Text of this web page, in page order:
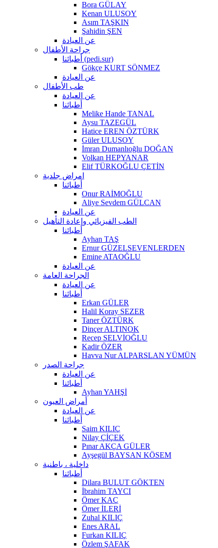
Bora GÜLAY
Kenan ULUSOY
Asım TAŞKIN
Şahidin ŞEN
عن العيادة
جراحة الأطفال
أطبائنا (pedi.sur)
Gökçe KURT SÖNMEZ
عن العيادة
طب الأطفال
عن العيادة
أطبائنا
Melike Hande TANAL
Aysu TAZEGÜL
Hatice EREN ÖZTÜRK
Güler ULUSOY
İmran Dumanlıoğlu DOĞAN
Volkan HEPYANAR
Elif TÜRKOĞLU ÇETİN
امراض جلدية
أطبائنا
Onur RAİMOĞLU
Aliye Sevdem GÜLCAN
عن العيادة
الطب الفيزيائي وإعادة التأهيل
أطبائنا
Ayhan TAŞ
Ernur GÜZELSEVENLERDEN
Emine ATAOĞLU
عن العيادة
الجراحة العامة
عن العيادة
أطبائنا
Erkan GÜLER
Halil Koray SEZER
Taner ÖZTÜRK
Dinçer ALTINOK
Recep SELVİOĞLU
Kadir ÖZER
Havva Nur ALPARSLAN YÜMÜN
جراحة الصدر
عن العيادة
أطبائنا
Ayhan YAHŞİ
أمراض العيون
عن العيادة
أطبائنا
Saim KILIÇ
Nilay ÇİÇEK
Pınar AKÇA GÜLER
Ayşegül BAYSAN KÖSEM
داخلية ، باطنية
أطبائنا
Dilara BULUT GÖKTEN
İbrahim TAYCI
Ömer KAÇ
Ömer İLERİ
Zuhal KILIÇ
Enes ARAL
Furkan KILIÇ
Özlem ŞAFAK